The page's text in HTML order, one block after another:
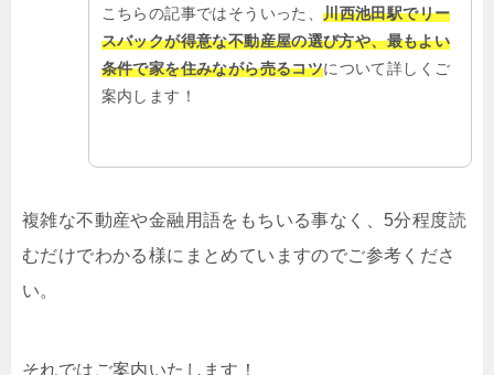
こちらの記事ではそういった、川西池田駅でリー
スバックが得意な不動産屋の選び方や、最もよい
条件で家を住みながら売るコツについて詳しくご
案内します！
複雑な不動産や金融用語をもちいる事なく、5分程度読
むだけでわかる様にまとめていますのでご参考くださ
い。
それではご案内いたします！